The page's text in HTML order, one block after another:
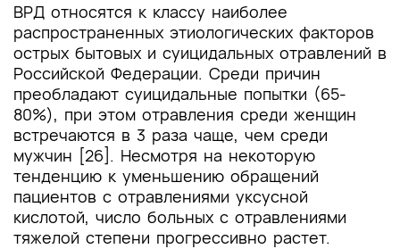
ВРД относятся к классу наиболее
распространенных этиологических факторов
острых бытовых и суицидальных отравлений в
Российской Федерации. Среди причин
преобладают суицидальные попытки (65-
80%), при этом отравления среди женщин
встречаются в 3 раза чаще, чем среди
мужчин [26]. Несмотря на некоторую
тенденцию к уменьшению обращений
пациентов с отравлениями уксусной
кислотой, число больных с отравлениями
тяжелой степени прогрессивно растет.